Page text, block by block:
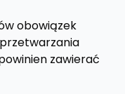
obowiązek
zawierać